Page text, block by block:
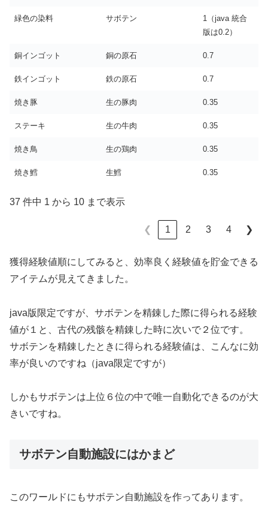
緑色の染料 サボテン
1（java 統合
版は0.2）
銅インゴット 銅の原石 0.7
鉄インゴット 鉄の原石 0.7
焼き豚 生の豚肉 0.35
ステーキ 生の牛肉 0.35
焼き鳥 生の鶏肉 0.35
焼き鱈 生鱈 0.35
37 件中 1 から 10 まで表示
❮ 1 2 3 4 ❯
獲得経験値順にしてみると、効率良く経験値を貯金できる
アイテムが見えてきました。
java版限定ですが、サボテンを精錬した際に得られる経験
値が１と、古代の残骸を精錬した時に次いで２位です。
サボテンを精錬したときに得られる経験値は、こんなに効
率が良いのですね（java限定ですが）
しかもサボテンは上位６位の中で唯一自動化できるのが大
きいですね。
サボテン自動施設にはかまど
このワールドにもサボテン自動施設を作ってあります。